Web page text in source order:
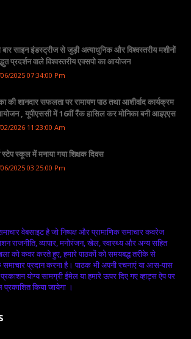
बार साइन इंडस्ट्रीज से जुड़ी अत्याधुनिक और विश्वस्तरीय मशीनों
प्रदर्शन वाले विश्वस्तरीय एक्सपो का आयोजन
2025 07:34:00 Pm
की शानदार सफलता पर रामायण पाठ तथा आशीर्वाद कार्यक्रम
, यूपीएससी में 16वीं रैंक हासिल कर मोनिका बनी आइएएस
2026 11:23:00 Am
स्टेप स्कूल में मनाया गया शिक्षक दिवस
2025 03:25:00 Pm
वेबसाइट है जो निष्पक्ष और प्रामाणिक समाचार कवरेज
राजनीति, व्यापार, मनोरंजन, खेल, स्वास्थ्य और अन्य सहित
को कवर करते हुए, हमारे पाठकों को समयबद्ध तरीके से
प्रदान करना है। पाठक भी अपनी रचनाएं या आस-पास
योग्य सामग्री ईमेल या हमारे ऊपर दिए गए व्हाट्स ऐप पर
किया जायेगा ।